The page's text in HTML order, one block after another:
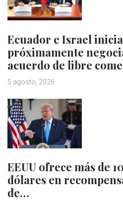
Ecuador e Israel
próximamente
acuerdo de libre
5 agosto, 2026
EEUU ofrece más de
dólares en
de…